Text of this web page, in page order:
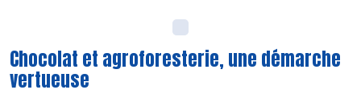
Chocolat et agroforesterie, une démarche
vertueuse